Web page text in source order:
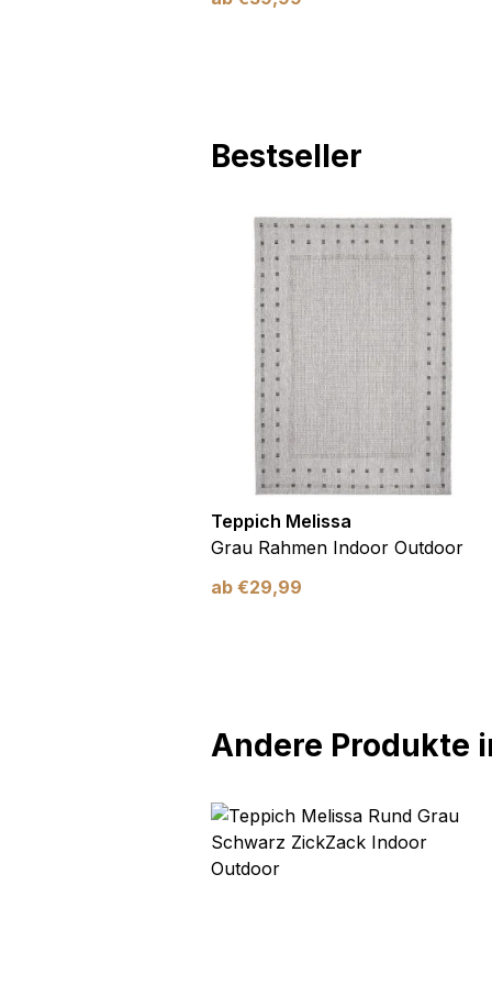
Bestseller
Teppich Melissa
Grau Rahmen Indoor Outdoor
ab €29,99
Andere Produkte